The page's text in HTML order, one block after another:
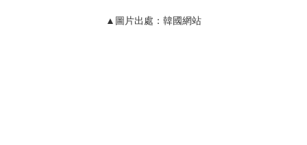
▲圖片出處：韓國網站